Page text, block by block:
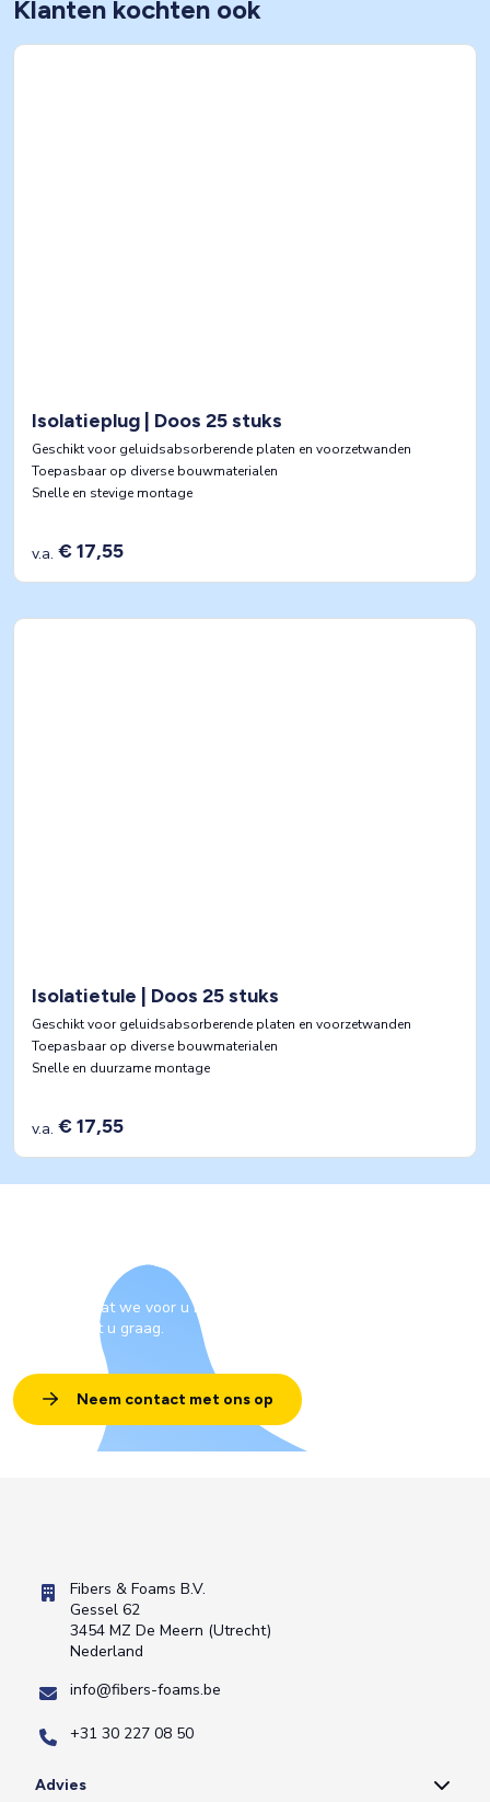
Klanten kochten ook
Isolatieplug | Doos 25 stuks
Geschikt voor geluidsabsorberende platen en voorzetwanden
Toepasbaar op diverse bouwmaterialen
Snelle en stevige montage
v.a. € 17,55
Isolatietule | Doos 25 stuks
Geschikt voor geluidsabsorberende platen en voorzetwanden
Toepasbaar op diverse bouwmaterialen
Snelle en duurzame montage
v.a. € 17,55
Benieuwd wat we voor u kunnen betekenen? Onze specialisten
vertellen het u graag.
Neem contact met ons op
Fibers & Foams B.V.
Gessel 62
3454 MZ De Meern (Utrecht)
Nederland
info@fibers-foams.be
+31 30 227 08 50
Advies